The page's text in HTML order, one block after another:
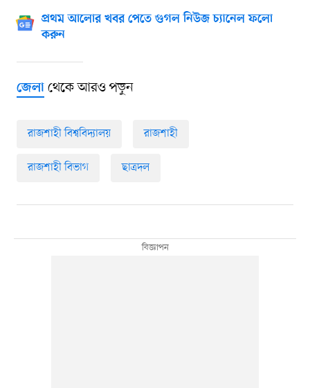
প্রথম আলোর খবর পেতে গুগল নিউজ চ্যানেল ফলো
করুন
জেলাথেকে আরও পড়ুন
রাজশাহী বিশ্ববিদ্যালয় রাজশাহী
রাজশাহী বিভাগ ছাত্রদল